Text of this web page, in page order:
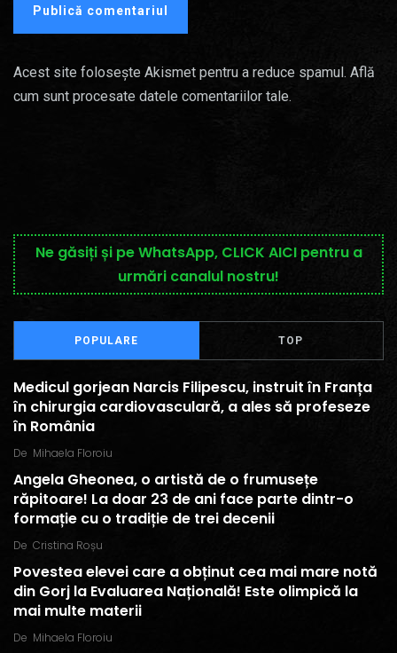
Acest site folosește Akismet pentru a reduce spamul. Află
cum sunt procesate datele comentariilor tale.
Ne găsiți și pe WhatsApp, CLICK AICI pentru a
urmări canalul nostru!
POPULARE TOP
Medicul gorjean Narcis Filipescu, instruit în Franța
în chirurgia cardiovasculară, a ales să profeseze
în România
De Mihaela Floroiu
Angela Gheonea, o artistă de o frumusețe
răpitoare! La doar 23 de ani face parte dintr-o
formație cu o tradiție de trei decenii
De Cristina Roșu
Povestea elevei care a obținut cea mai mare notă
din Gorj la Evaluarea Națională! Este olimpică la
mai multe materii
De Mihaela Floroiu